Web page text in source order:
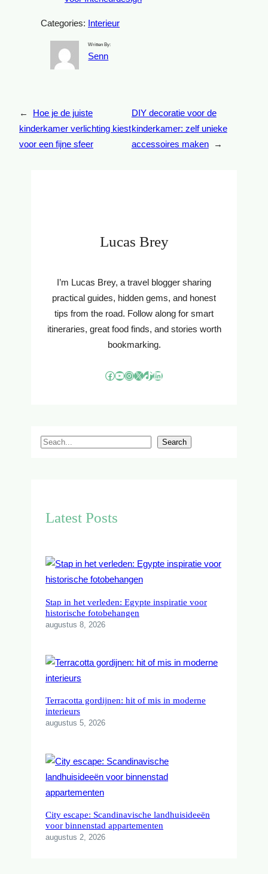
Categories: Interieur
Written By:
Senn
←
Hoe je de juiste
kinderkamer verlichting kiest
voor een fijne sfeer
DIY decoratie voor de
kinderkamer: zelf unieke
accessoires maken
→
Lucas Brey
I’m Lucas Brey, a travel blogger sharing
practical guides, hidden gems, and honest
tips from the road. Follow along for smart
itineraries, great food finds, and stories worth
bookmarking.
Facebook YouTube InstagramX TikTok LinkedIn
S
Search
Latest Posts
Stap in het verleden: Egypte inspiratie voor
historische fotobehangen
augustus 8, 2026
Terracotta gordijnen: hit of mis in moderne
interieurs
augustus 5, 2026
City escape: Scandinavische landhuisideeën
voor binnenstad appartementen
augustus 2, 2026